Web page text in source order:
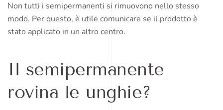
Non tutti i semipermanenti si rimuovono nello stesso
modo. Per questo, è utile comunicare se il prodotto è
stato applicato in un altro centro.
Il semipermanente
rovina le unghie?